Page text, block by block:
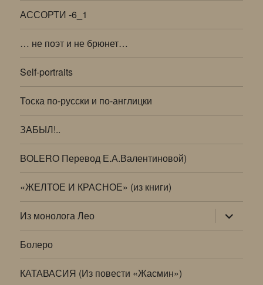
АССОРТИ -6_1
… не поэт и не брюнет…
Self-portraits
Тоска по-русски и по-англицки
ЗАБЫЛ!..
BOLERO Перевод Е.А.Валентиновой)
«ЖЕЛТОЕ И КРАСНОЕ» (из книги)
Из монолога Лео раскрыть
дочернее
меню
Болеро
КАТАВАСИЯ (Из повести «Жасмин»)